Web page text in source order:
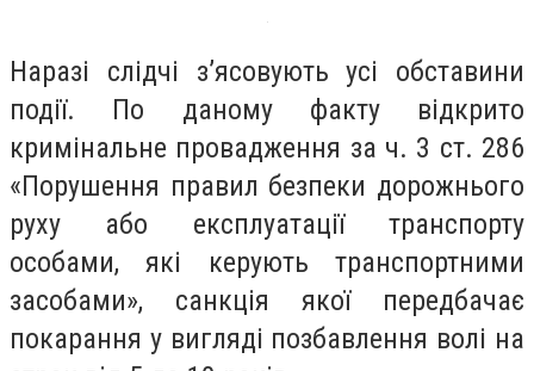
Наразі слідчі з’ясовують усі обставини
події. По даному факту відкрито
кримінальне провадження за ч. 3 ст. 286
«Порушення правил безпеки дорожнього
руху або експлуатації транспорту
особами, які керують транспортними
засобами», санкція якої передбачає
покарання у вигляді позбавлення волі на